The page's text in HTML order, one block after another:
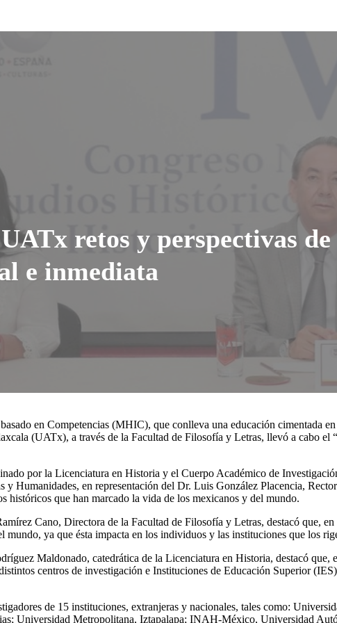
retos y perspectivas de
e inmediata
en Competencias (MHIC), que conlleva una educación cimentada
(UATx), a través de la Facultad de Filosofía y Letras, llevó a cabo
por la Licenciatura en Historia y el Cuerpo Académico de
Humanidades, en representación del Dr. Luis González Placencia,
históricos que han marcado la vida de los mexicanos y del mundo.
Cano, Directora de la Facultad de Filosofía y Letras, destacó que,
mundo, ya que ésta impacta en los individuos y las instituciones que los
Maldonado, catedrática de la Licenciatura en Historia, destacó
centros de investigación e Instituciones de Educación Superior
de 15 instituciones, extranjeras y nacionales, tales como:
Universidad Metropolitana, Iztapalapa; INAH-México, Universidad